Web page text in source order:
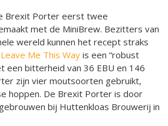
Brexit Porter eerst twee
met de MiniBrew. Bezitters van
wereld kunnen het recept straks
Me This Wayis een “robust
een bitterheid van 36 EBU en 146
zijn vier moutsoorten gebruikt,
hoppen. De Brexit Porter is door
bij Huttenkloas Brouwerij in